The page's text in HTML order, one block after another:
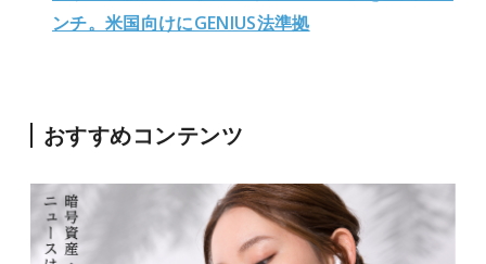
ンチ。米国向けにGENIUS法準拠
おすすめコンテンツ